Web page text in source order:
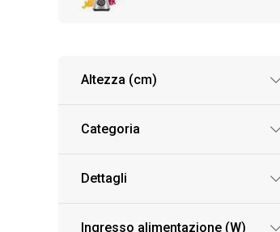
Altezza (cm)
Categoria
Dettagli
Ingresso alimentazione (W)